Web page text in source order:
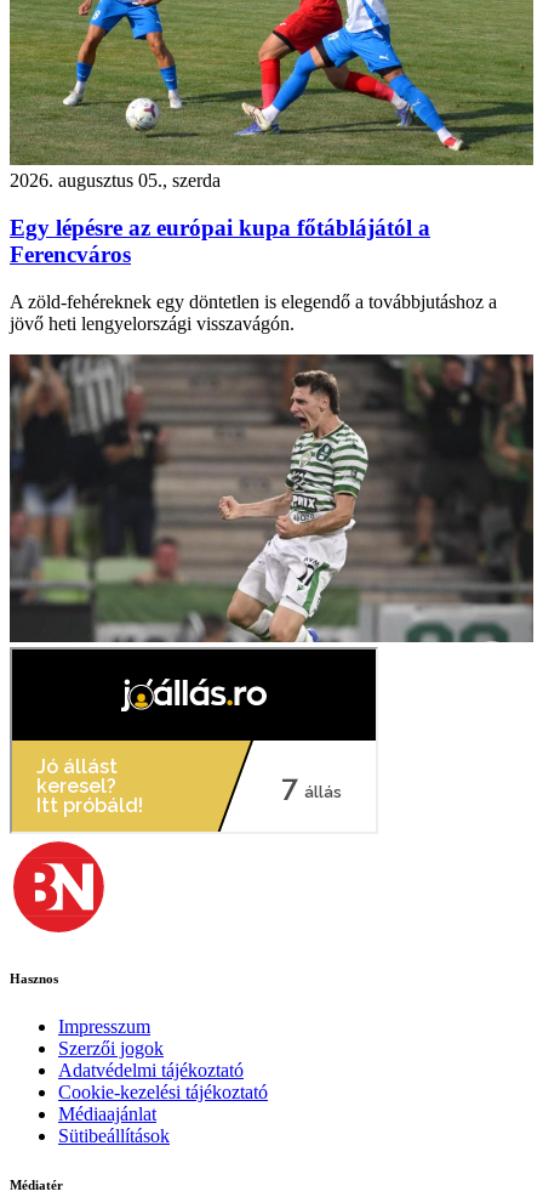
2026. augusztus 05., szerda
Egy lépésre az európai kupa főtáblájától a
Ferencváros
A zöld-fehéreknek egy döntetlen is elegendő a továbbjutáshoz a
jövő heti lengyelországi visszavágón.
Hasznos
Impresszum
Szerzői jogok
Adatvédelmi tájékoztató
Cookie-kezelési tájékoztató
Médiaajánlat
Sütibeállítások
Médiatér